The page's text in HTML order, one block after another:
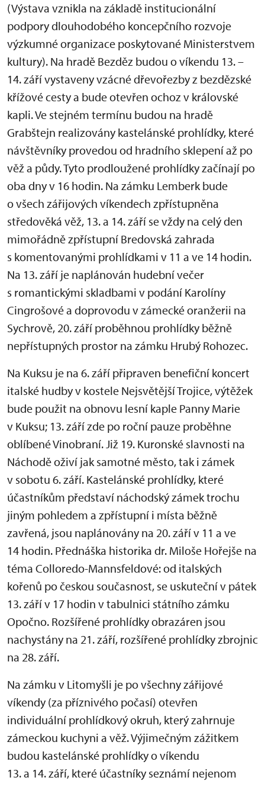
(Výstava vznikla na základě institucionální
podpory dlouhodobého koncepčního rozvoje
výzkumné organizace poskytované Ministerstvem
kultury). Na hradě Bezděz budou o víkendu 13. –
14. září vystaveny vzácné dřevořezby z bezdězské
křížové cesty a bude otevřen ochoz v královské
kapli. Ve stejném termínu budou na hradě
Grabštejn realizovány kastelánské prohlídky, které
návštěvníky provedou od hradního sklepení až po
věž a půdy. Tyto prodloužené prohlídky začínají po
oba dny v 16 hodin. Na zámku Lemberk bude
o všech zářijových víkendech zpřístupněna
středověká věž, 13. a 14. září se vždy na celý den
mimořádně zpřístupní Bredovská zahrada
s komentovanými prohlídkami v 11 a ve 14 hodin.
Na 13. září je naplánován hudební večer
s romantickými skladbami v podání Karolíny
Cingrošové a doprovodu v zámecké oranžerii na
Sychrově, 20. září proběhnou prohlídky běžně
nepřístupných prostor na zámku Hrubý Rohozec.
Na Kuksu je na 6. září připraven benefiční koncert
italské hudby v kostele Nejsvětější Trojice, výtěžek
bude použit na obnovu lesní kaple Panny Marie
v Kuksu; 13. září zde po roční pauze proběhne
oblíbené Vinobraní. Již 19. Kuronské slavnosti na
Náchodě oživí jak samotné město, tak i zámek
v sobotu 6. září. Kastelánské prohlídky, které
účastníkům představí náchodský zámek trochu
jiným pohledem a zpřístupní i místa běžně
zavřená, jsou naplánovány na 20. září v 11 a ve
14 hodin. Přednáška historika dr. Miloše Hořejše na
téma Colloredo-Mannsfeldové: od italských
kořenů po českou současnost, se uskuteční v pátek
13. září v 17 hodin v tabulnici státního zámku
Opočno. Rozšířené prohlídky obrazáren jsou
nachystány na 21. září, rozšířené prohlídky zbrojnic
na 28. září.
Na zámku v Litomyšli je po všechny zářijové
víkendy (za příznivého počasí) otevřen
individuální prohlídkový okruh, který zahrnuje
zámeckou kuchyni a věž. Výjimečným zážitkem
budou kastelánské prohlídky o víkendu
13. a 14. září, které účastníky seznámí nejenom